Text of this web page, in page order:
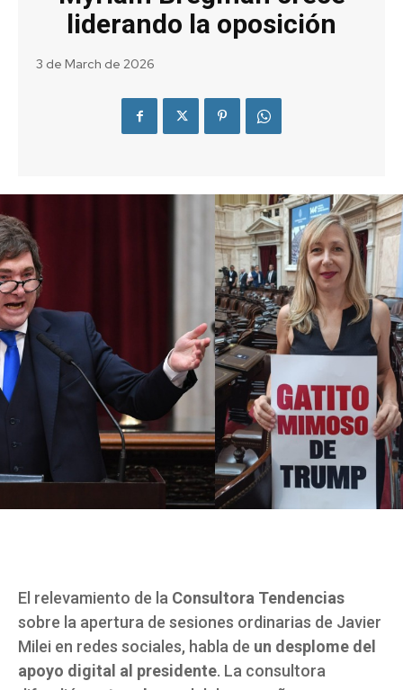
liderando la oposición
3 de March de 2026
El relevamiento de la Consultora Tendencias
sobre la apertura de sesiones ordinarias de Javier
Milei en redes sociales, habla de un desplome del
apoyo digital al presidente. La consultora